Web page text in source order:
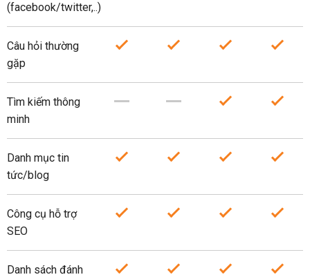
(facebook/twitter,..)
Câu hỏi thường
gặp
Tìm kiếm thông
minh
Danh mục tin
tức/blog
Công cụ hỗ trợ
SEO
Danh sách đánh